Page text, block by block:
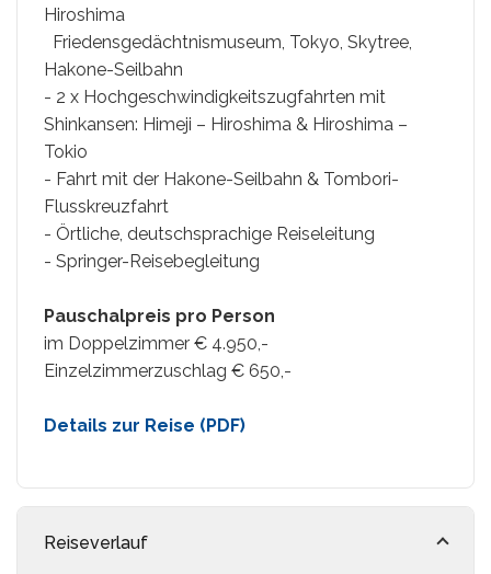
Hiroshima
Friedensgedächtnismuseum, Tokyo, Skytree,
Hakone-Seilbahn
- 2 x Hochgeschwindigkeitszugfahrten mit
Shinkansen: Himeji – Hiroshima & Hiroshima –
Tokio
- Fahrt mit der Hakone-Seilbahn & Tombori-
Flusskreuzfahrt
- Örtliche, deutschsprachige Reiseleitung
- Springer-Reisebegleitung
Pauschalpreis pro Person
im Doppelzimmer € 4.950,-
Einzelzimmerzuschlag € 650,-
Details zur Reise (PDF)
Reiseverlauf